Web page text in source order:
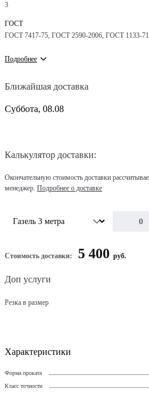
3
ГОСТ
ГОСТ 7417-75, ГОСТ 2590-2006, ГОСТ 1133-
Подробнее
Ближайшая доставка
Суббота, 08.08
Калькулятор доставки:
Окончательную стоимость доставки
менеджер. Подробнее о доставке
Стоимость доставки: 5 400 руб.
Доп услуги
Резка в размер
Характеристики
Форма проката
Класс точности